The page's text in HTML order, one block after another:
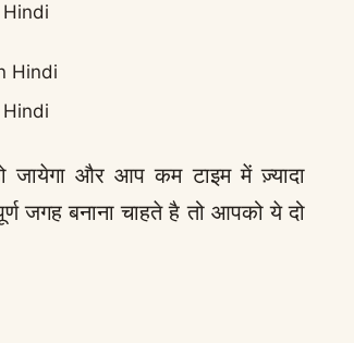
Hindi
Hindi
और आप कम टाइम में ज़्यादा
जगह बनाना चाहते है तो आपको ये दो